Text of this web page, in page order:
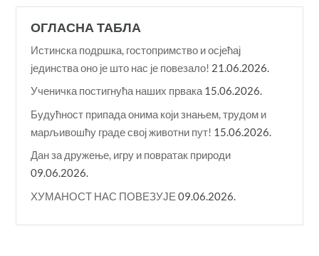
ОГЛАСНА ТАБЛА
Истинска подршка, гостопримство и осјећај
јединства оно је што нас је повезало! 21.06.2026.
Ученичка постигнућа наших првака 15.06.2026.
Будућност припада онима који знањем, трудом и
марљивошћу граде свој животни пут! 15.06.2026.
Дан за дружење, игру и повратак природи
09.06.2026.
ХУМАНОСТ НАС ПОВЕЗУЈЕ 09.06.2026.